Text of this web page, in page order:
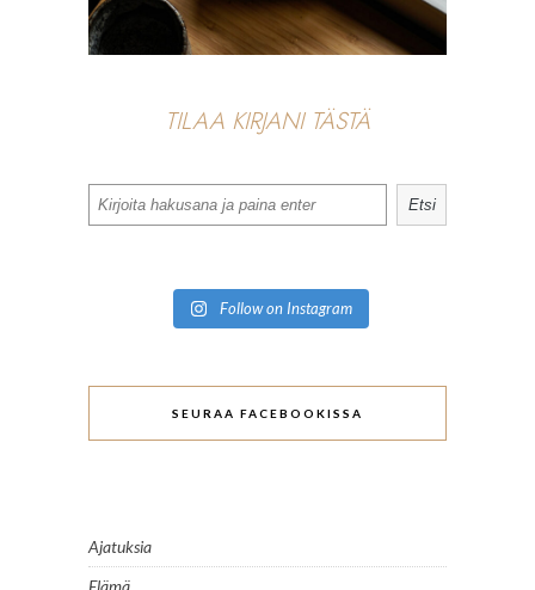
TILAA KIRJANI TÄSTÄ
Etsi
Follow on Instagram
SEURAA FACEBOOKISSA
Ajatuksia
Elämä